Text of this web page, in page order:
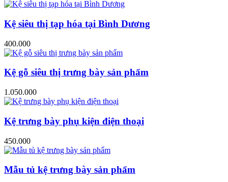
Kệ siêu thị tạp hóa tại Bình Dương
400.000
Kệ gỗ siêu thị trưng bày sản phẩm
1.050.000
Kệ trưng bày phụ kiện điện thoại
450.000
Mẫu tủ kệ trưng bày sản phẩm